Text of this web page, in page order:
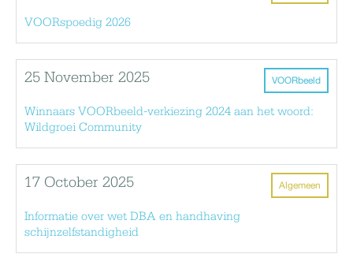
VOORspoedig 2026
VOORbeeld
25 November 2025
Winnaars VOORbeeld-verkiezing 2024 aan het woord:
Wildgroei Community
Algemeen
17 October 2025
Informatie over wet DBA en handhaving
schijnzelfstandigheid